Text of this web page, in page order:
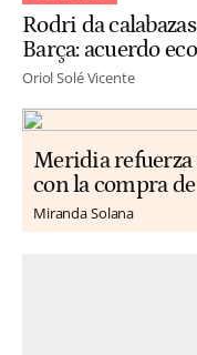
Rodri da
Barça: acuerdo
Oriol Solé Vicente
Meridia refuerza
con la compra
Miranda Solana